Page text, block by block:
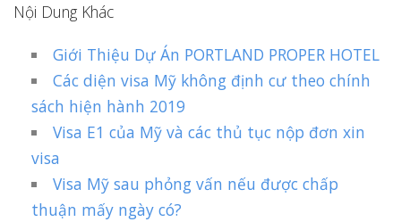
Nội Dung Khác
Giới Thiệu Dự Án PORTLAND PROPER HOTEL
Các diện visa Mỹ không định cư theo chính
sách hiện hành 2019
Visa E1 của Mỹ và các thủ tục nộp đơn xin
visa
Visa Mỹ sau phỏng vấn nếu được chấp
thuận mấy ngày có?